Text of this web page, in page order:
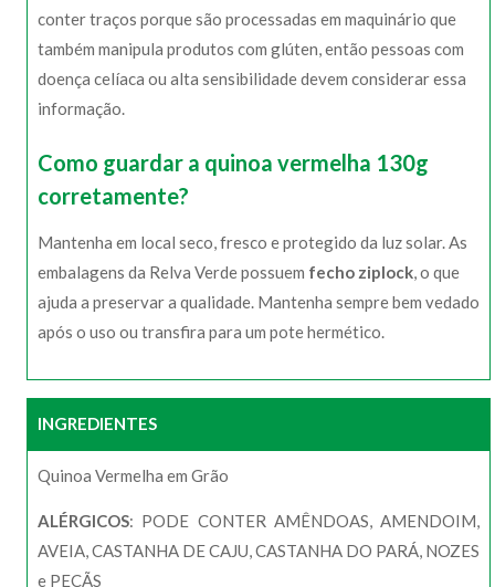
conter traços porque são processadas em maquinário que
também manipula produtos com glúten, então pessoas com
doença celíaca ou alta sensibilidade devem considerar essa
informação.
Como guardar a quinoa vermelha 130g
corretamente?
Mantenha em local seco, fresco e protegido da luz solar. As
embalagens da Relva Verde possuem fecho ziplock , o que
ajuda a preservar a qualidade. Mantenha sempre bem vedado
após o uso ou transfira para um pote hermético.
INGREDIENTES
Quinoa Vermelha em Grão
ALÉRGICOS: PODE CONTER AMÊNDOAS, AMENDOIM,
AVEIA, CASTANHA DE CAJU, CASTANHA DO PARÁ, NOZES
e PECÃS